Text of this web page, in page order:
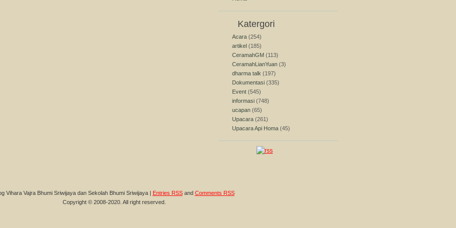
Katergori
Acara (254)
artikel (185)
CeramahGM (113)
CeramahLianYuan (3)
dharma talk (197)
Dokumentasi (335)
Event (545)
informasi (748)
ucapan (65)
Upacara (261)
Upacara Api Homa (45)
Vihara Vajra Bhumi Sriwijaya dan Sekolah Bhumi Sriwijaya | Entries RSSand Comments RSS
Copyright © 2008-2020. All right reserved.